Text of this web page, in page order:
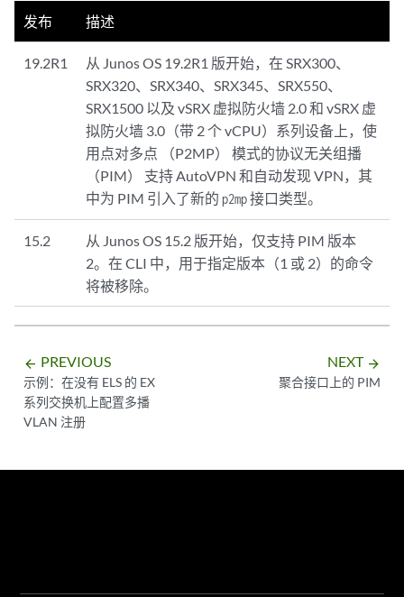
发布 描述
19.2R1
从 Junos OS 19.2R1 版开始，在 SRX300、
SRX320、SRX340、SRX345、SRX550、
SRX1500 以及 vSRX 虚拟防火墙 2.0 和 vSRX 虚
拟防火墙 3.0（带 2 个 vCPU）系列设备上，使
用点对多点 （P2MP） 模式的协议无关组播
（PIM） 支持 AutoVPN 和自动发现 VPN，其
中为 PIM 引入了新的 p2mp接口类型。
15.2
从 Junos OS 15.2 版开始，仅支持 PIM 版本
2。在 CLI 中，用于指定版本（1 或 2）的命令
将被移除。
arrow_backward PREVIOUS
示例：在没有 ELS 的 EX
系列交换机上配置多播
VLAN 注册
NEXT arrow_forward
聚合接口上的 PIM